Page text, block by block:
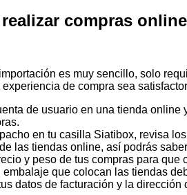
compras
es muy sencillo, solo
de compra sea
de usuario en una tienda
en tu casilla Siatibox, revisa
las tiendas online, así podrás
y peso de tus compras para que
que colocan las tiendas
datos de facturación y la